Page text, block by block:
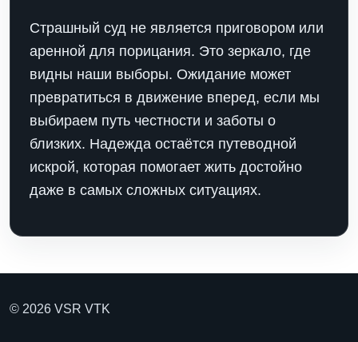
Страшный суд не является приговором или
аренной для порицания. Это зеркало, где
видны наши выборы. Ожидание может
превратиться в движение вперед, если мы
выбираем путь честности и заботы о
близких. Надежда остаётся путеводной
искрой, которая помогает жить достойно
даже в самых сложных ситуациях.
© 2026 VSR VTK